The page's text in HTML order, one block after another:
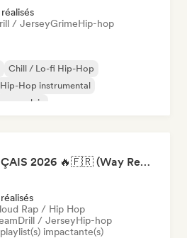
/ JerseyGrimeHip-hop
Chill / Lo-fi Hip-Hop
Hip-Hop instrumental
en anglais
RAP FRANÇAIS 2026 🔥🇫🇷 (Way Records)
Rap / Hip Hop
Drill / JerseyHip-hop
impactante(s)